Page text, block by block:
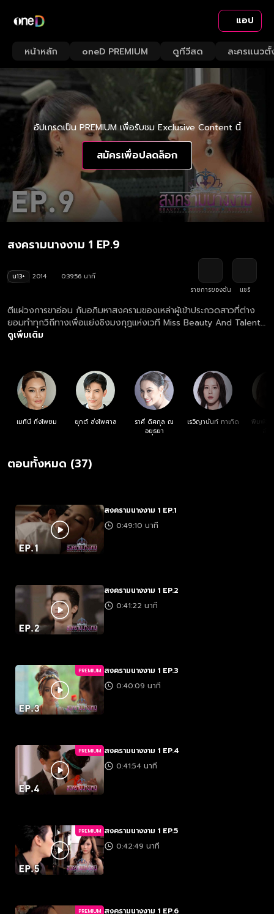
แอป
หน้าหลัก oneD PREMIUM ดูทีวีสด ละครแนวตั้
อัปเกรดเป็น PREMIUM เพื่อรับชม Exclusive Content นี้
สมัครเพื่อปลดล็อก
สงครามนางงาม 1 EP.9
น13+ 2014
0:39:56 นาที
รายการของฉัน
แชร์
ตีแผ่วงการขาอ่อน กับอภิมหาสงครามของเหล่าผู้เข้าประกวดสาวที่ต่าง
ยอมทำทุกวิถีทางเพื่อแย่งชิงมงกุฎแห่งเวที Miss Beauty And Talent
Thailand ซึ่งเต็มไปด้วยเบื้องหลังดำมืดที่คุณคาดไม่ถึง!
ดูเพิ่มเติม
เมทินี กิ่งโพยม ยุกต์ ส่งไพศาล
ราศี ดิศกุล ณ
อยุธยา
เรวิญานันท์ ทาเกิด
พิมพ์จิร
ตอนทั้งหมด (37)
สงครามนางงาม 1 EP.1
0:49:10 นาที
สงครามนางงาม 1 EP.2
0:41:22 นาที
PREMIUM สงครามนางงาม 1 EP.3
0:40:09 นาที
PREMIUM สงครามนางงาม 1 EP.4
0:41:54 นาที
PREMIUM สงครามนางงาม 1 EP.5
0:42:49 นาที
PREMIUM สงครามนางงาม 1 EP.6